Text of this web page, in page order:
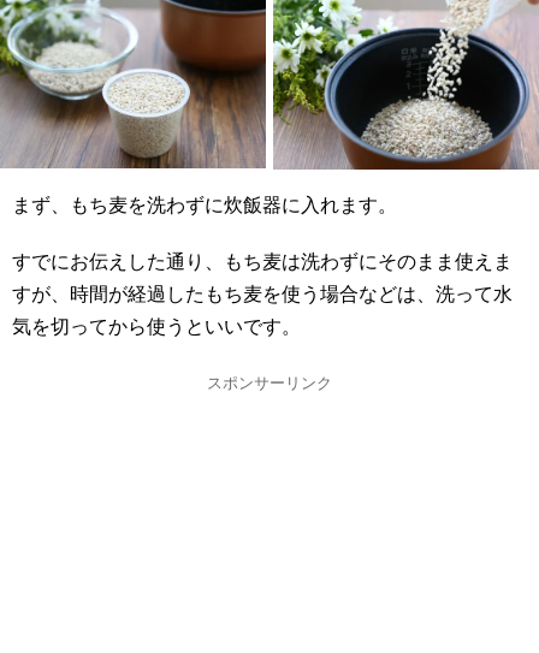
まず、もち麦を洗わずに炊飯器に入れます。
すでにお伝えした通り、もち麦は洗わずにそのまま使えま
すが、時間が経過したもち麦を使う場合などは、洗って水
気を切ってから使うといいです。
スポンサーリンク